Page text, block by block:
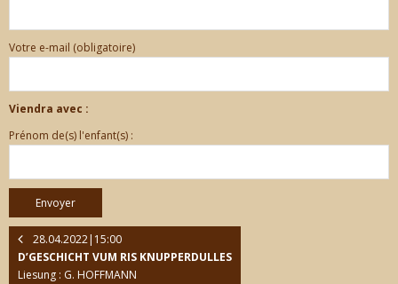
Votre e-mail (obligatoire)
Viendra avec :
Prénom de(s) l'enfant(s) :
28.04.2022|15:00
D’GESCHICHT VUM RIS KNUPPERDULLES
Liesung : G. HOFFMANN